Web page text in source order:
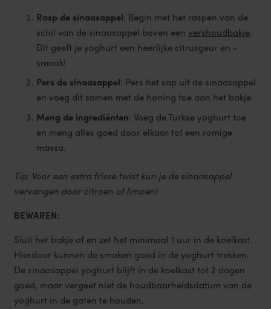
Rasp de sinaasappel: Begin met het raspen van de
schil van de sinaasappel boven een vershoudbakje.
Dit geeft je yoghurt een heerlijke citrusgeur en -
smaak!
Pers de sinaasappel: Pers het sap uit de sinaasappel
en voeg dit samen met de honing toe aan het bakje.
Meng de ingrediënten: Voeg de Turkse yoghurt toe
en meng alles goed door elkaar tot een romige
massa.
Tip: Voor een extra frisse twist kun je de sinaasappel
vervangen door citroen of limoen!
BEWAREN:
Sluit het bakje af en zet het minimaal 1 uur in de koelkast.
Hierdoor kunnen de smaken goed in de yoghurt trekken.
De sinaasappel yoghurt blijft in de koelkast tot 2 dagen
goed, maar vergeet niet de houdbaarheidsdatum van de
yoghurt in de gaten te houden.